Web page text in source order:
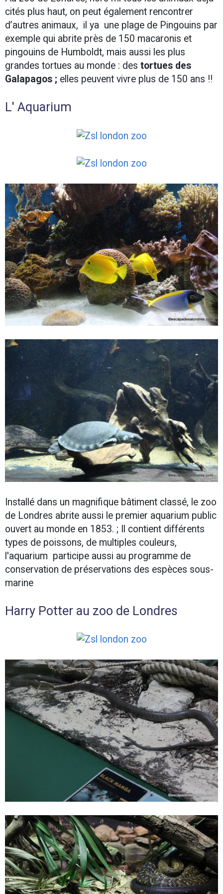
cités plus haut, on peut également rencontrer
d’autres animaux, il ya une plage de Pingouins par
exemple qui abrite près de 150 macaronis et
pingouins de Humboldt, mais aussi les plus
grandes tortues au monde : des tortues des
Galapagos ; elles peuvent vivre plus de 150 ans !!
L' Aquarium
Installé dans un magnifique bâtiment classé, le zoo
de Londres abrite aussi le premier aquarium public
ouvert au monde en 1853. ; Il contient différents
types de poissons, de multiples couleurs,
l'aquarium participe aussi au programme de
conservation de préservations des espèces sous-
marine
Harry Potter au zoo de Londres